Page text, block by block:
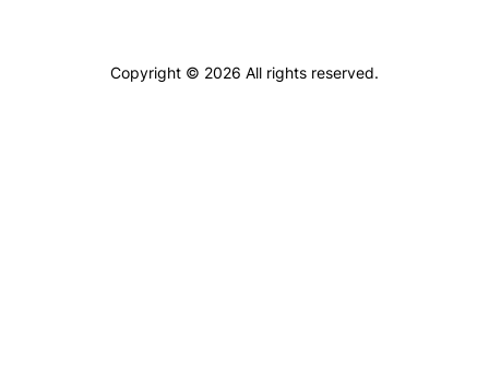
Copyright © 2026 All rights reserved.